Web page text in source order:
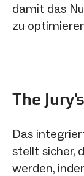
damit das
zu
The
Das
stellt sicher,
werden,